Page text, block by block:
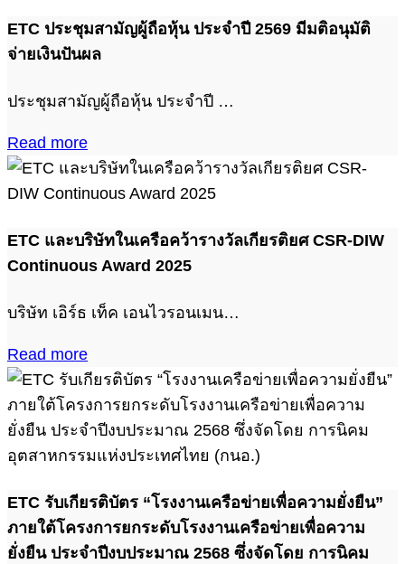
ETC ประชุมสามัญผู้ถือหุ้น ประจำปี 2569 มีมติอนุมัติ
จ่ายเงินปันผล
ประชุมสามัญผู้ถือหุ้น ประจำปี …
Read more
ETC และบริษัทในเครือคว้ารางวัลเกียรติยศ CSR-DIW
Continuous Award 2025
บริษัท เอิร์ธ เท็ค เอนไวรอนเมน…
Read more
ETC รับเกียรติบัตร “โรงงานเครือข่ายเพื่อความยั่งยืน”
ภายใต้โครงการยกระดับโรงงานเครือข่ายเพื่อความ
ยั่งยืน ประจำปีงบประมาณ 2568 ซึ่งจัดโดย การนิคม